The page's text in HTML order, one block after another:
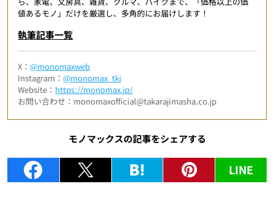
値あるモノ」だけを厳選し、多角的にお届けします！
執筆記事一覧
X：@monomaxweb
Instagram：@monomax_tkj
Website： https://monomax.jp/
お問い合わせ：monomaxofficial@takarajimasha.co.jp
モノマックスの記事をシェアする
LINE